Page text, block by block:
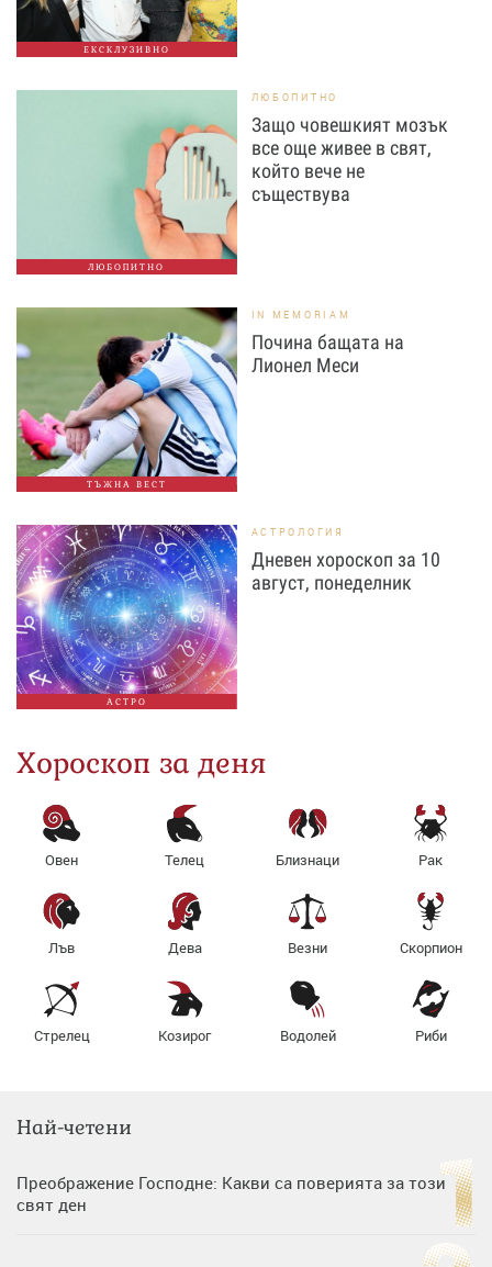
ЕКСКЛУЗИВНО
ЛЮБОПИТНО
ЛЮБОПИТНО
Защо човешкият мозък
все още живее в свят,
който вече не
съществува
ТЪЖНА ВЕСТ
IN MEMORIAM
Почина бащата на
Лионел Меси
АСТРО
АСТРОЛОГИЯ
Дневен хороскоп за 10
август, понеделник
Хороскоп за деня
Овен Телец Близнаци Рак
Лъв Дева Везни Скорпион
Стрелец Козирог Водолей Риби
Най-четени
Преображение Господне: Какви са поверията за този
свят ден